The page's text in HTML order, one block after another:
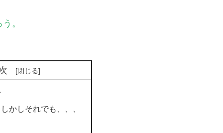
。
かしそれでも、、、